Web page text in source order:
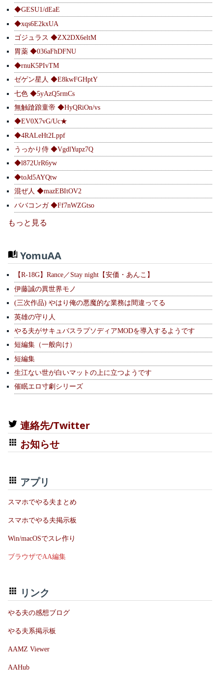
◆GESU1/dEaE
◆xqs6E2kxUA
ゴジュラス ◆ZX2DX6eltM
胃薬 ◆036aFhDFNU
◆rnuK5PIvTM
ゼゲン星人 ◆E8kwFGHptY
七色 ◆5yAzQ5rmCs
無触蹌踉童帝 ◆HyQRiOn/vs
◆EV0X7vG/Uc★
◆4RALeHt2Lppf
うっかり侍 ◆VgdlYupz7Q
◆l872UrR6yw
◆toJd5AYQtw
混ぜ人 ◆mazEBItOV2
ババコンガ ◆Ff7nWZGtso
もっと見る
YomuAA
【R-18G】Rance／Stay night【安価・あんこ】
伊藤誠の異世界モノ
(三次作品) やはり俺の悪魔的な業務は間違ってる
英雄の守り人
やる夫がサキュバスラプソディアMODを導入するようです
短編集（一般向け）
短編集
生江ない世が白いマットの上に立つようです
催眠エロ寸劇シリーズ
連絡先/Twitter
お知らせ
アプリ
スマホでやる夫まとめ
スマホでやる夫掲示板
Win/macOSでスレ作り
ブラウザでAA編集
リンク
やる夫の感想ブログ
やる夫系掲示板
AAMZ Viewer
AAHub